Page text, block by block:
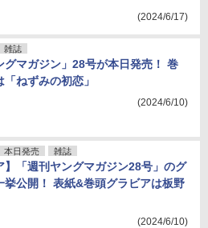
(2024/6/17)
雑誌
グマガジン」28号が本日発売！ 巻
ねずみの初恋」
(2024/6/10)
本日発売 雑誌
】「週刊ヤングマガジン28号」のグ
挙公開！ 表紙&巻頭グラビアは板野
(2024/6/10)